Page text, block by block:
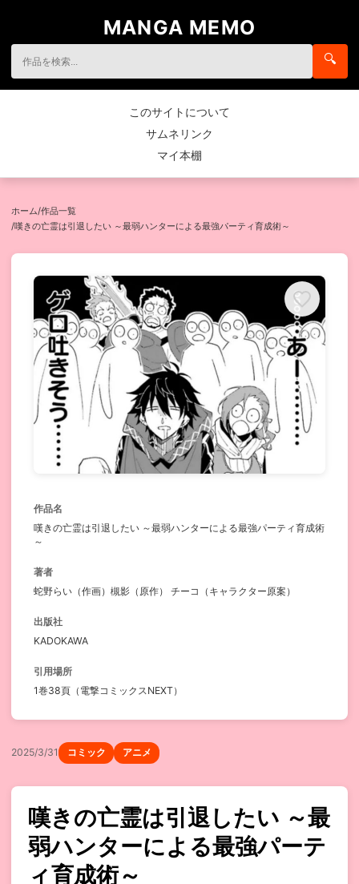
MANGA MEMO
🔍
このサイトについて
サムネリンク
マイ本棚
ホーム/作品一覧
/嘆きの亡霊は引退したい ～最弱ハンターによる最強パーティ育成術～
作品名
嘆きの亡霊は引退したい ～最弱ハンターによる最強パーティ育成術
～
著者
蛇野らい（作画）槻影（原作） チーコ（キャラクター原案）
出版社
KADOKAWA
引用場所
1巻38頁（電撃コミックスNEXT）
2025/3/31 コミック アニメ
嘆きの亡霊は引退したい ～最
弱ハンターによる最強パーテ
ィ育成術～